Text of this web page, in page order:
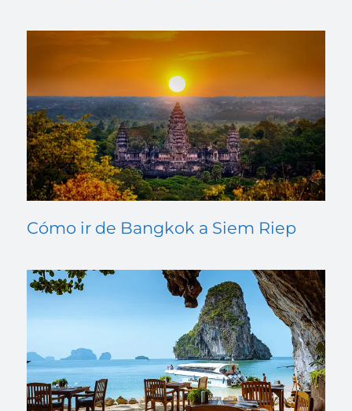
Cómo ir de Bangkok a Siem Riep